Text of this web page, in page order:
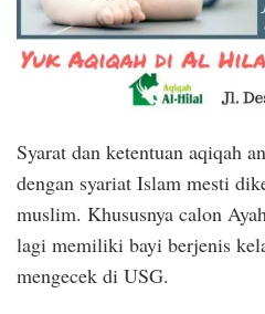
Syarat dan ketentuan aqiqah
dengan syariat Islam mesti
muslim. Khususnya calon
lagi memiliki bayi berjenis
mengecek di USG.